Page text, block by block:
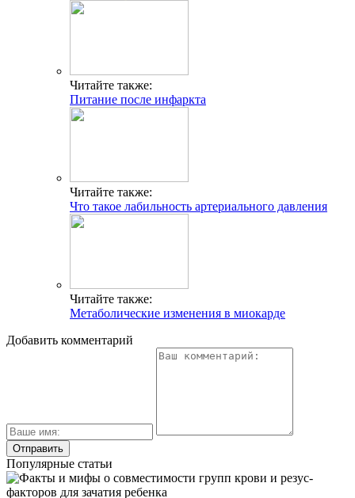
Читайте также:
Питание после инфаркта
Читайте также:
Что такое лабильность артериального давления
Читайте также:
Метаболические изменения в миокарде
Добавить комментарий
Популярные статьи